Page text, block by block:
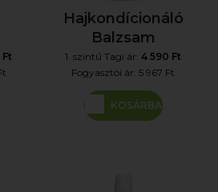
Hajkondícionáló
Balzsam
1. szintű Tagi ár:4 590 Ft
Fogyasztói ár: 5 967 Ft
KOSÁRBA